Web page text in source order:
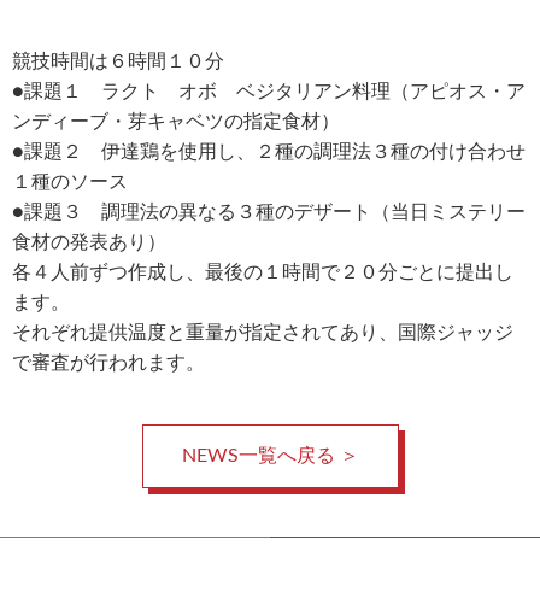
競技時間は６時間１０分
●課題１ ラクト オボ ベジタリアン料理（アピオス・ア
ンディーブ・ 芽キャベツの指定食材）
●課題２ 伊達鶏を使用し、２種の調理法３種の付け合わせ
１種のソース
●課題３ 調理法の異なる３種のデザート（当日ミステリー
食材の発表あり）
各４人前ずつ作成し、最後の１時間で２０分ごとに提出し
ます。
それぞれ提供温度と重量が指定されてあり、
国際ジャッジ
で審査が行われます。
NEWS一覧へ戻る ＞